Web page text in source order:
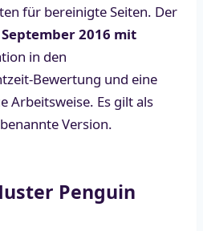
für bereinigte Seiten. Der
September 2016 mit
in den
Bewertung und eine
Arbeitsweise. Es gilt als
Version.
Penguin